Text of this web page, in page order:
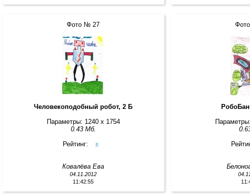
Фото № 27
Человекоподобный робот, 2 Б
Параметры: 1240 x 1754
0.43 Мб.
Рейтинг:
±
Ковалёва Ева
04.11.2012
11:42:55